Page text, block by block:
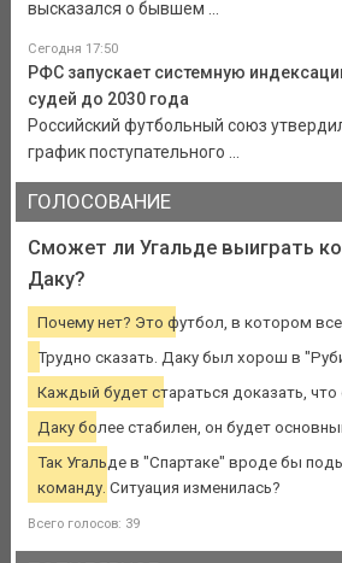
высказался о бывшем ...
Сегодня 17:50
РФС запускает системную
судей до 2030 года
Российский футбольный союз
график поступательного ...
ГОЛОСОВАНИЕ
Сможет ли Угальде выиграть
Даку?
Почему нет? Это футбол, в котором
Трудно сказать. Даку был хорош в
Каждый будет стараться доказать, что
Даку более стабилен, он будет
Так Угальде в "Спартаке" вроде бы
команду. Ситуация изменилась?
Всего голосов: 39